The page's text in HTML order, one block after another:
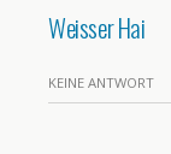
Weisser Hai
KEINE ANTWORT